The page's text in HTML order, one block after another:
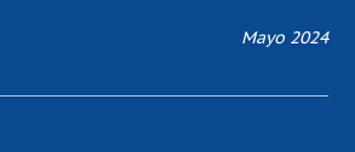
Mayo 2024